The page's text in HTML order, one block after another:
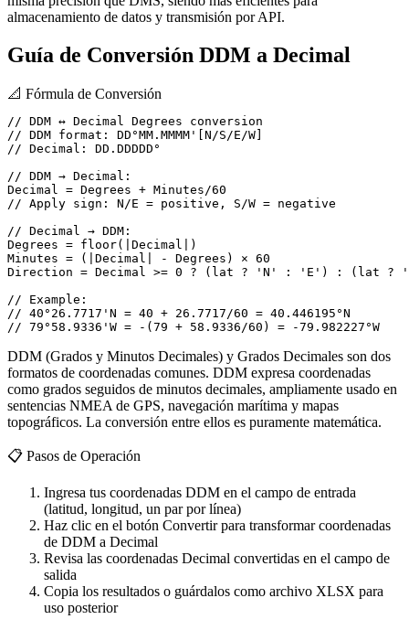
almacenamiento de datos y transmisión por API.
Guía de Conversión DDM a Decimal
📐 Fórmula de Conversión
// DDM ↔ Decimal Degrees conversion
// DDM format: DD°MM.MMMM'[N/S/E/W]
// Decimal: DD.DDDDD°
// DDM → Decimal:
Decimal = Degrees + Minutes/60
// Apply sign: N/E = positive, S/W = negative
// Decimal → DDM:
Degrees = floor(|Decimal|)
Minutes = (|Decimal| - Degrees) × 60
Direction = Decimal >= 0 ? (lat ? 'N' : 'E') : (lat ?
// Example:
// 40°26.7717'N = 40 + 26.7717/60 = 40.446195°N
// 79°58.9336'W = -(79 + 58.9336/60) = -79.982227°W
DDM (Grados y Minutos Decimales) y Grados Decimales son dos
formatos de coordenadas comunes. DDM expresa coordenadas
como grados seguidos de minutos decimales, ampliamente usado en
sentencias NMEA de GPS, navegación marítima y mapas
topográficos. La conversión entre ellos es puramente matemática.
📋 Pasos de Operación
Ingresa tus coordenadas DDM en el campo de entrada
(latitud, longitud, un par por línea)
Haz clic en el botón Convertir para transformar coordenadas
de DDM a Decimal
Revisa las coordenadas Decimal convertidas en el campo de
salida
Copia los resultados o guárdalos como archivo XLSX para
uso posterior